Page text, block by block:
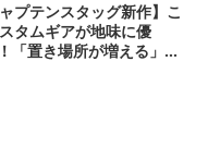
ャプテンスタッグ新作】こ
タムギアが地味に優
「置き場所が増える」